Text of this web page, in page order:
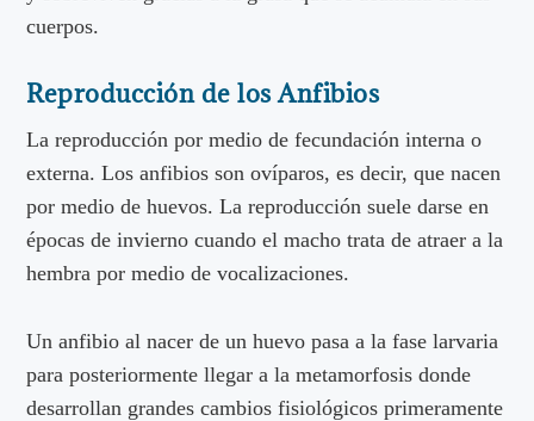
cuerpos.
Reproducciónde losAnfibios
La reproducción por medio de fecundación interna o
externa. Los anfibios son ovíparos, es decir, que nacen
por medio de huevos. La reproducción suele darse en
épocas de invierno cuando el macho trata de atraer a la
hembra por medio de vocalizaciones.
Un anfibio al nacer de un huevo pasa a la fase larvaria
para posteriormente llegar a la metamorfosis donde
desarrollan grandes cambios fisiológicos primeramente